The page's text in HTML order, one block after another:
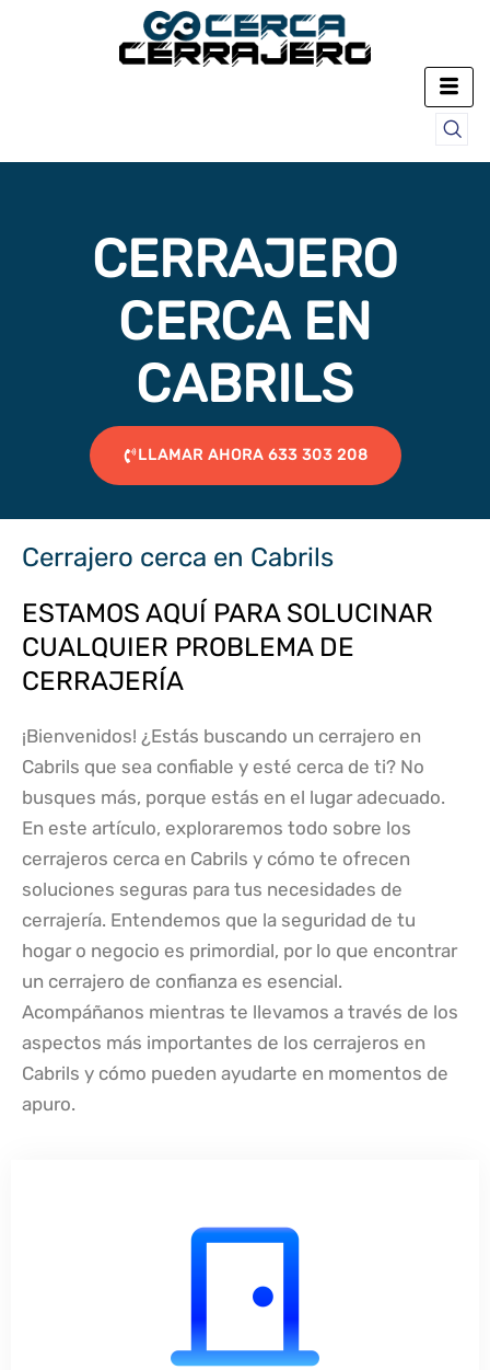
CERRAJERO
CERCA EN
CABRILS
LLAMAR AHORA 633 303 208
Cerrajero cerca en Cabrils
ESTAMOS AQUÍ PARA SOLUCINAR
CUALQUIER PROBLEMA DE
CERRAJERÍA
¡Bienvenidos! ¿Estás buscando un cerrajero en
Cabrils que sea confiable y esté cerca de ti? No
busques más, porque estás en el lugar adecuado.
En este artículo, exploraremos todo sobre los
cerrajeros cerca en Cabrils y cómo te ofrecen
soluciones seguras para tus necesidades de
cerrajería. Entendemos que la seguridad de tu
hogar o negocio es primordial, por lo que encontrar
un cerrajero de confianza es esencial.
Acompáñanos mientras te llevamos a través de los
aspectos más importantes de los cerrajeros en
Cabrils y cómo pueden ayudarte en momentos de
apuro.